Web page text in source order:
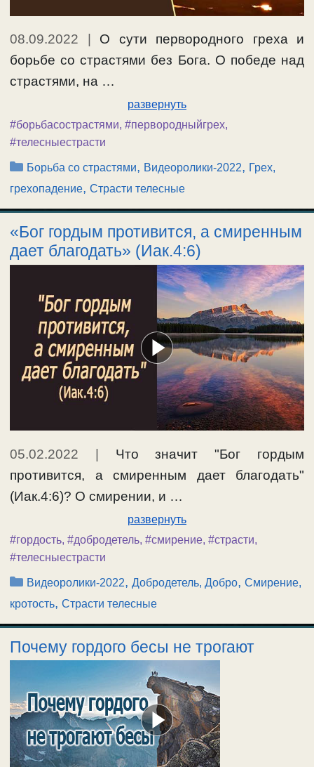
08.09.2022
О сути первородного греха и
борьбе со страстями без Бога. О победе над
страстями, на …
развернуть
#борьбасострастями, #первородныйгрех,
#телесныестрасти
Рубрики
Борьба со страстями, Видеоролики-2022, Грех,
грехопадение, Страсти телесные
«Бог гордым противится, а смиренным
дает благодать» (Иак.4:6)
05.02.2022 | Что значит "Бог гордым
противится, а смиренным дает благодать"
(Иак.4:6)? О смирении, и …
развернуть
#гордость, #добродетель, #смирение, #страсти,
#телесныестрасти
Рубрики
Видеоролики-2022,Добродетель, Добро,Смирение,
кротость, Страсти телесные
Почему гордого бесы не трогают